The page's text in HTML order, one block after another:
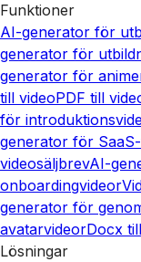
Funktioner
AI-generator för
generator för
generator för
till videoPDF till
för
generator för
videosäljbrevAI-
onboardingvideor
generator för
avatarvideorDocx
Lösningar